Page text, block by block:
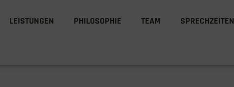
LEISTUNGEN PHILOSOPHIE TEAM
SPRECHZEITEN